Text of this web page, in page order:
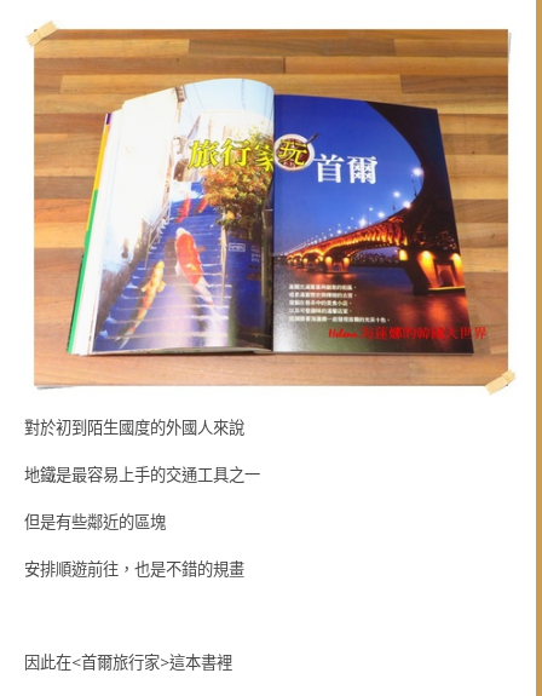
對於初到陌生國度的外國人來說
地鐵是最容易上手的交通工具之一
但是有些鄰近的區塊
安排順遊前往，也是不錯的規畫
因此在<首爾旅行家>這本書裡